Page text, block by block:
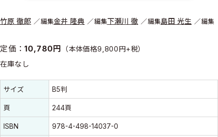
竹原 徹郎 編集金井 隆典 編集下瀬川 徹 編集島田 光生 編集
定価：10,780円 （本体価格9,800円+税）
在庫なし
書誌情報
書誌情報
サイズ B5判
頁 244頁
ISBN 978-4-498-14037-0